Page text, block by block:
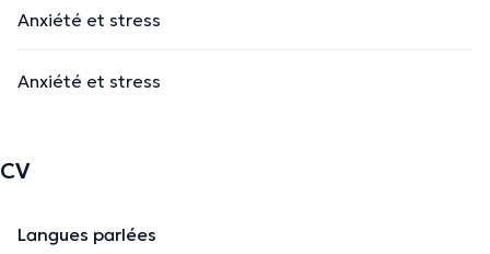
Anxiété et stress
Anxiété et stress
CV
Langues parlées